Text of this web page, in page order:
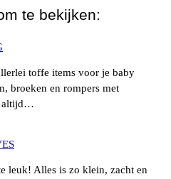
te bekijken:
toffe items voor je baby
broeken en rompers met
altijd…
leuk! Alles is zo klein, zacht en